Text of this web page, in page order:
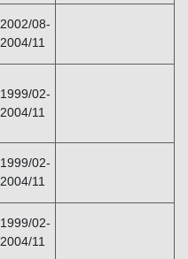
2002/08-
2004/11
1999/02-
2004/11
1999/02-
2004/11
1999/02-
2004/11